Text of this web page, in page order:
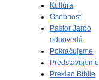
Kultúra
Osobnosť
Pastor Jardo
odpovedá
Pokračujeme
Predstavujeme
Preklad Biblie